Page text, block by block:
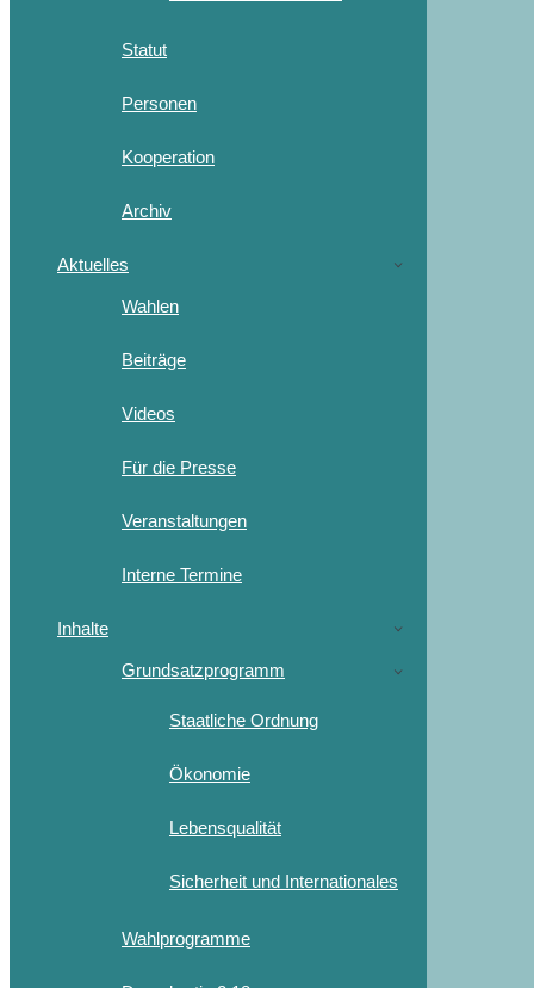
Statut
Personen
Kooperation
Archiv
Aktuelles
Wahlen
Beiträge
Videos
Für die Presse
Veranstaltungen
Interne Termine
Inhalte
Grundsatzprogramm
Staatliche Ordnung
Ökonomie
Lebensqualität
Sicherheit und Internationales
Wahlprogramme